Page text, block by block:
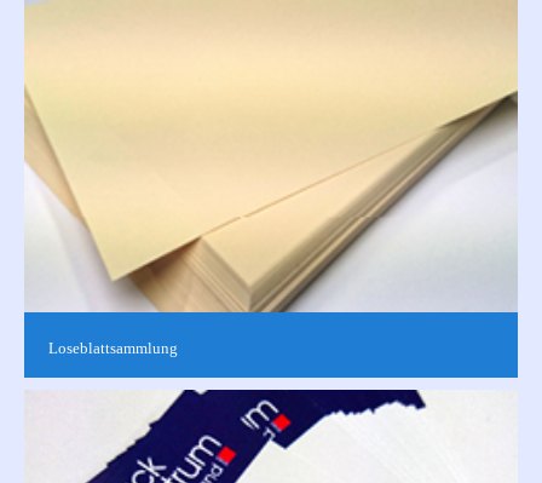
Loseblattsammlung
Einzelne Blätter ohne Bindung sortiert, einseitig oder
doppelseitig, farbig oder schwarz-weiß bedruckt nach Ihren
Vorgaben. Für Verarbeitungen...